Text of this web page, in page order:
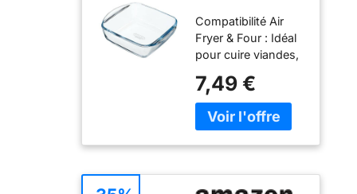
Borosilicate
ultra Résistant,
20x17 cm, 1L,
Cuisson
Homogène,
Compatible Air
Fryer, Micro-
ondes,
Lave-Vaisselle
Compatibilité Air
Fryer & Four : Idéal
pour cuire viandes,
desserts
directement dans
votre Air Fryer ou
Résistant :
Supporte -40°C à
7,49 €